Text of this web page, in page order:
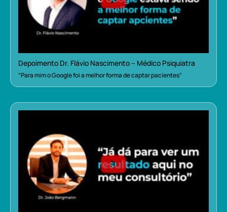
Depoimento Dr. Flávio Nascimento – Médico Psiquiatra
“Para mim o Google foi a melhor forma de captar pacientes”